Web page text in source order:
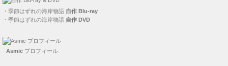
・ 季節はずれの海岸物語 自作 Blu-ray
・ 季節はずれの海岸物語 自作 DVD
Asmicプロフィール